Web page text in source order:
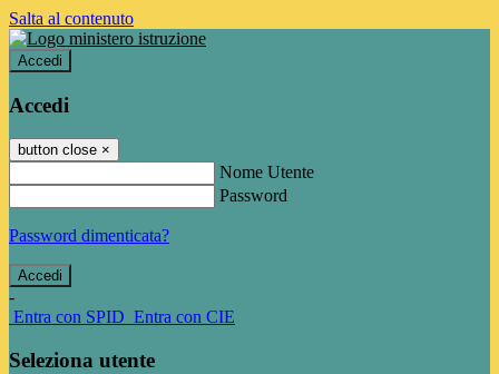
Salta al contenuto
Accedi
Accedi
button close ×
Nome Utente
Password
Password dimenticata?
-
Entra con SPID Entra con CIE
Seleziona utente